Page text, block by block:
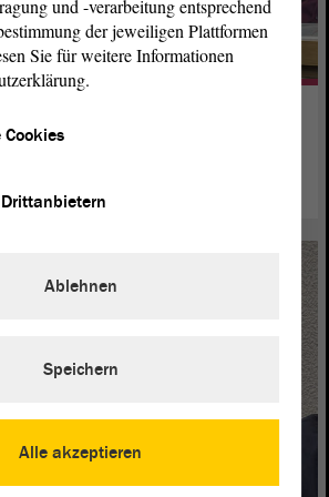
und -verarbeitung entsprechend
der jeweiligen Plattformen
Sie für weitere Informationen
Cookies
Alle akzeptieren
Ablehnen
Speichern